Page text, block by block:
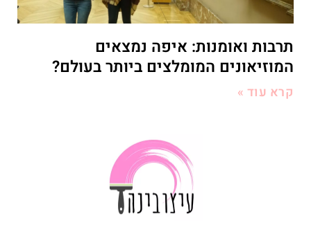
תרבות ואומנות: איפה נמצאים
המוזיאונים המומלצים ביותר בעולם?
קרא עוד »